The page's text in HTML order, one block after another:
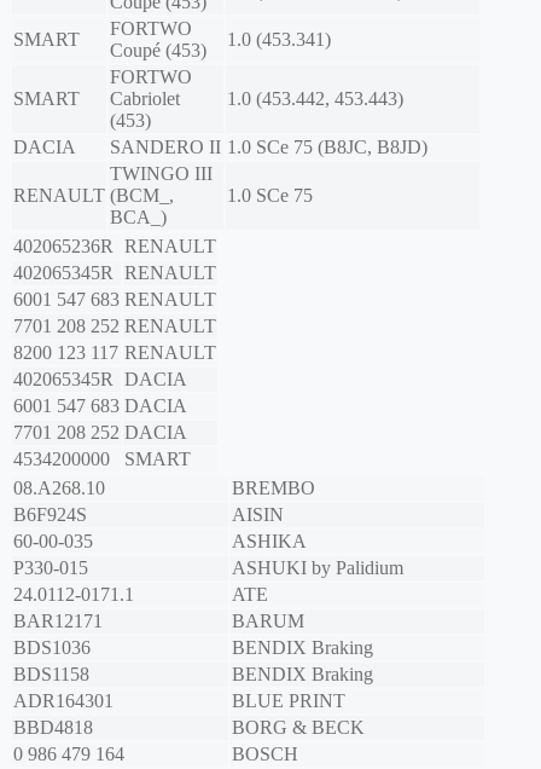
SMART
FORTWO
Coupé (453)
1.0 (453.341)
SMART
FORTWO
Cabriolet
(453)
1.0 (453.442, 453.443)
DACIA SANDERO II 1.0 SCe 75 (B8JC, B8JD)
RENAULT
TWINGO III
(BCM_,
BCA_)
1.0 SCe 75
402065236R
RENAULT
402065345R
RENAULT
6001 547 683 RENAULT
7701 208 252 RENAULT
8200 123 117 RENAULT
402065345R
DACIA
6001 547 683 DACIA
7701 208 252 DACIA
4534200000
SMART
08.A268.10
BREMBO
B6F924S
AISIN
60-00-035
ASHIKA
P330-015
ASHUKI by Palidium
24.0112-0171.1
ATE
BAR12171
BARUM
BDS1036
BENDIX Braking
BDS1158
BENDIX Braking
ADR164301
BLUE PRINT
BBD4818
BORG & BECK
0 986 479 164
BOSCH